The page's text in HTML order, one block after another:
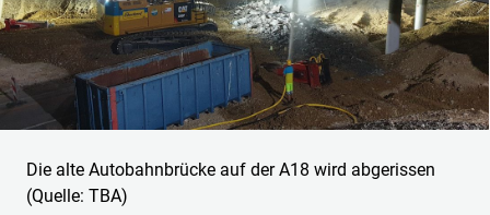
Die alte Autobahnbrücke auf der A18 wird abgerissen
(Quelle: TBA)